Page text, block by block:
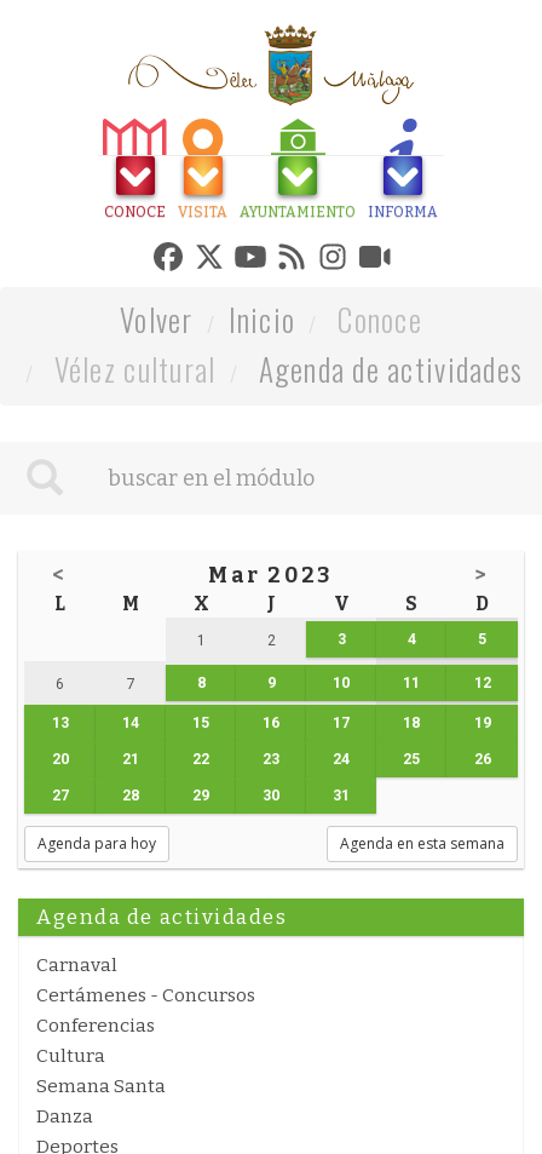
CONOCE VISITA AYUNTAMIENTO INFORMA
Volver Inicio
Conoce
Vélez cultural
Agenda de actividades
< Mar 2023 >
L M X J V S D
1 2 3 4 5
6 7 8 9 10 11 12
13 14 15 16 17 18 19
20 21 22 23 24 25 26
27 28 29 30 31
Agenda para hoy Agenda en esta semana
Agenda de actividades
Carnaval
Certámenes - Concursos
Conferencias
Cultura
Semana Santa
Danza
Deportes